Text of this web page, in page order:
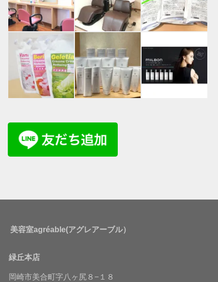
美容室agréable(アグレアーブル）
緑丘本店
岡崎市美合町字八ヶ尻８−１８